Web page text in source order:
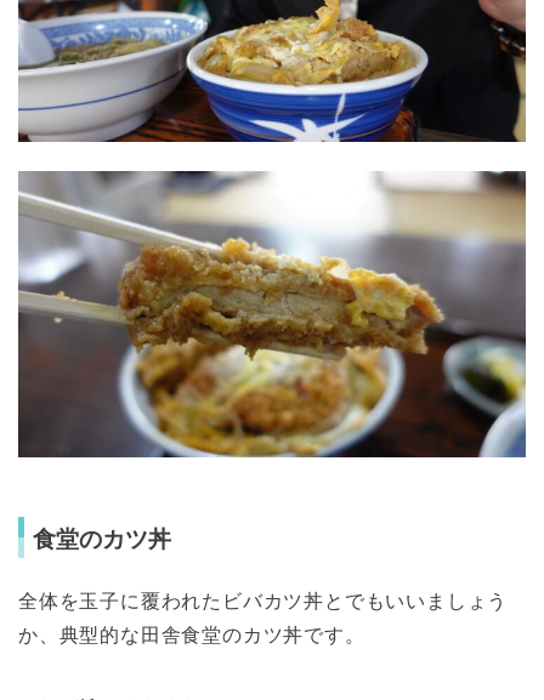
食堂のカツ丼
全体を玉子に覆われたビバカツ丼とでもいいましょう
か、典型的な田舎食堂のカツ丼です。